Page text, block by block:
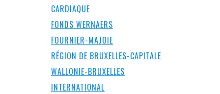
CARDIAQUE
FONDS WERNAERS
FOURNIER-MAJOIE
RÉGION DE BRUXELLES-CAPITALE
WALLONIE-BRUXELLES
INTERNATIONAL